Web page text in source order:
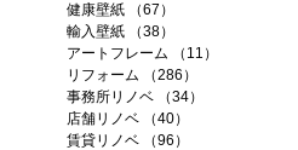
健康壁紙
（67）
輸入壁紙
（38）
アートフレーム
（11）
リフォーム
（286）
事務所リノベ
（34）
店舗リノベ
（40）
賃貸リノベ
（96）